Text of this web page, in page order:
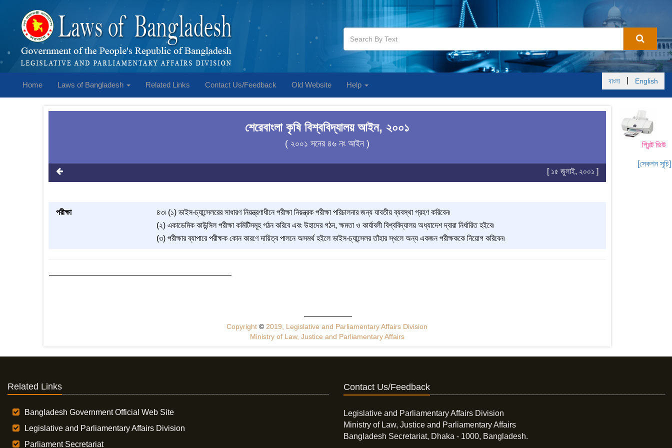
Home Laws of Bangladesh Related Links Contact Us/Feedback Old Website Help বাংলা English
প্রিন্ট ভিউ
[সেকশন সূচি]
শেরেবাংলা কৃষি বিশ্ববিদ্যালয় আইন, ২০০১
( ২০০১ সনের ৪৬ নং আইন )
[ ১৫ জুলাই, ২০০১ ]
পরীক্ষা
৪৩৷ (১) ভাইস-চ্যান্সেলরের সাধারণ নিয়ন্ত্রণাধীনে পরীক্ষা নিয়ন্ত্রক পরীক্ষা পরিচালনার জন্য যাবতীয় ব্যবস্থা গ্রহণ করিবেন৷
(২) একাডেমিক কাউন্সিল পরীক্ষা কমিটিসমূহ গঠন করিবে এবং উহাদের গঠন, ক্ষমতা ও কার্যাবলী বিশ্ববিদ্যালয় অধ্যাদেশ দ্বারা নির্ধারিত হইবে৷
(৩) পরীক্ষার ব্যাপারে পরীক্ষক কোন কারণে দায়িত্ব পালনে অসমর্থ হইলে ভাইস-চ্যান্সেলর তাঁহার স্থলে অন্য একজন পরীক্ষককে নিয়োগ করিবেন৷
Copyright© 2019, Legislative and Parliamentary Affairs Division
Ministry of Law, Justice and Parliamentary Affairs
Related Links
Bangladesh Government Official Web Site
Legislative and Parliamentary Affairs Division
Parliament Secretariat
Contact Us/Feedback
Legislative and Parliamentary Affairs Division
Ministry of Law, Justice and Parliamentary Affairs
Bangladesh Secretariat, Dhaka - 1000, Bangladesh.